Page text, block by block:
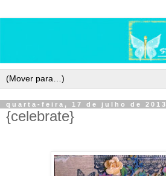
quarta-feira, 17 de julho de 2013
{celebrate}